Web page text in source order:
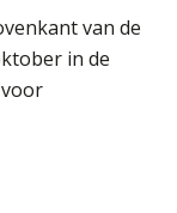
van de
in de
Cursus Van salarisadministrateur naar beloningsadviseur (basis)